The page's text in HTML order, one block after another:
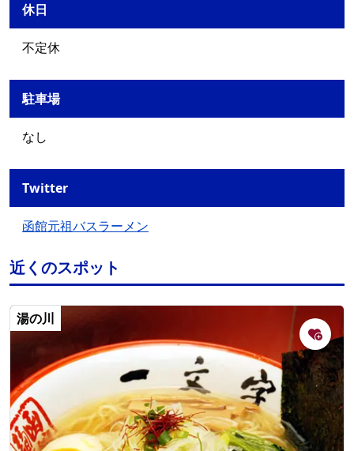
休日
不定休
駐車場
なし
Twitter
函館元祖バスラーメン
近くのスポット
湯の川